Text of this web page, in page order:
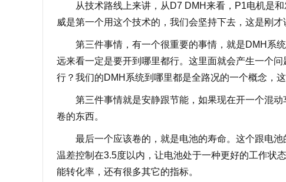
从技术路线上来讲，从D7 DMH来看，P1电机是和
威是第一个用这个技术的，我们会坚持下去，这是刚才
第三件事情，有一个很重要的事情，就是DMH系统
远来看一定是要开到哪里都行。这里面就会产生一个
行？我们的DMH系统到哪里都是全路况的一个概念，
第三件事情就是安静跟节能，如果现在开一个混动
卷的东西。
最后一个应该卷的，就是电池的寿命。这个跟电池
温差控制在3.5度以内，让电池处于一种更好的工作状
能转化率，还有很多其它的指标。